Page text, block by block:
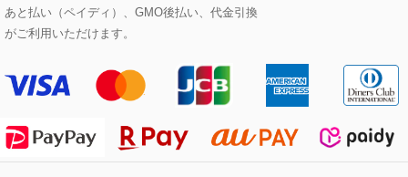
Maison de CINQ
MK MICHEL KLEIN BAG
HIROKO KOSHINO
セットアップワンピース
ステンカラーコート
ライダースジャケット
デニムジャケット
ヘアアクセサリー
ハンカチ・バンダナ
手袋
ブローチ・コサージュ
ボストンバッグ
バックパック・リュック
ボディバッグ・メッセンジャーバッグ
スニーカー
フラットシューズ
ローファー
ローズ
カサブランカ・カラー
ラナンキュラス
あと払い（ペイディ）、GMO後払い、代金引換
がご利用いただけます。